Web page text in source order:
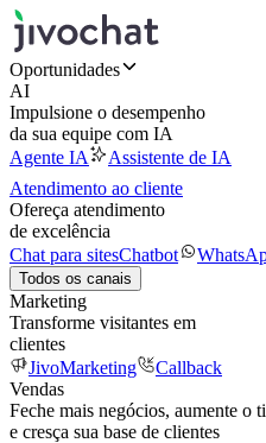
Oportunidades
AI
Impulsione o desempenho
da sua equipe com IA
Agente IA
Assistente de IA
Atendimento ao cliente
Ofereça atendimento
de excelência
Chat para sitesChatbot
Todos os canais
Marketing
Transforme visitantes em
clientes
JivoMarketing
Callback
Vendas
Feche mais negócios, aumente o
e cresça sua base de clientes